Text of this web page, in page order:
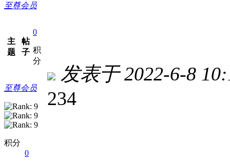
至尊会员
主
题
帖
子
0
积
分
至尊会员
积分
0
发表于 2022-6-8
234